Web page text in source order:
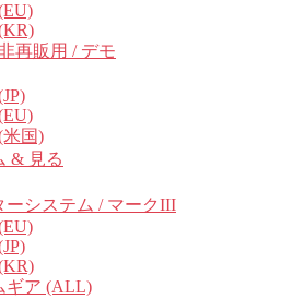
再販用 / デモ
米国)
& 見る
ーシステム / マークIII
ギア (ALL)